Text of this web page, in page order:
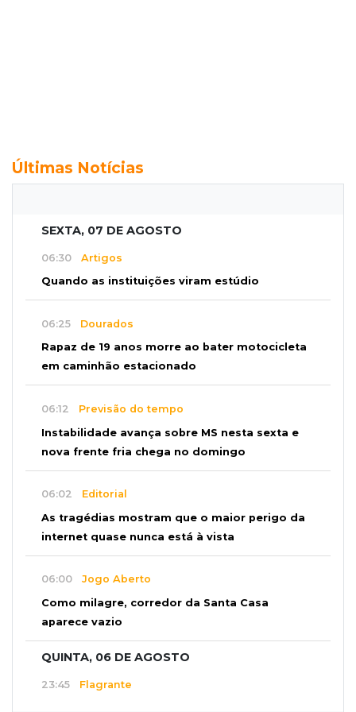
Últimas Notícias
SEXTA, 07 DE AGOSTO
06:30 Artigos
Quando as instituições viram estúdio
06:25 Dourados
Rapaz de 19 anos morre ao bater motocicleta
em caminhão estacionado
06:12 Previsão do tempo
Instabilidade avança sobre MS nesta sexta e
nova frente fria chega no domingo
06:02 Editorial
As tragédias mostram que o maior perigo da
internet quase nunca está à vista
06:00 Jogo Aberto
Como milagre, corredor da Santa Casa
aparece vazio
QUINTA, 06 DE AGOSTO
23:45 Flagrante